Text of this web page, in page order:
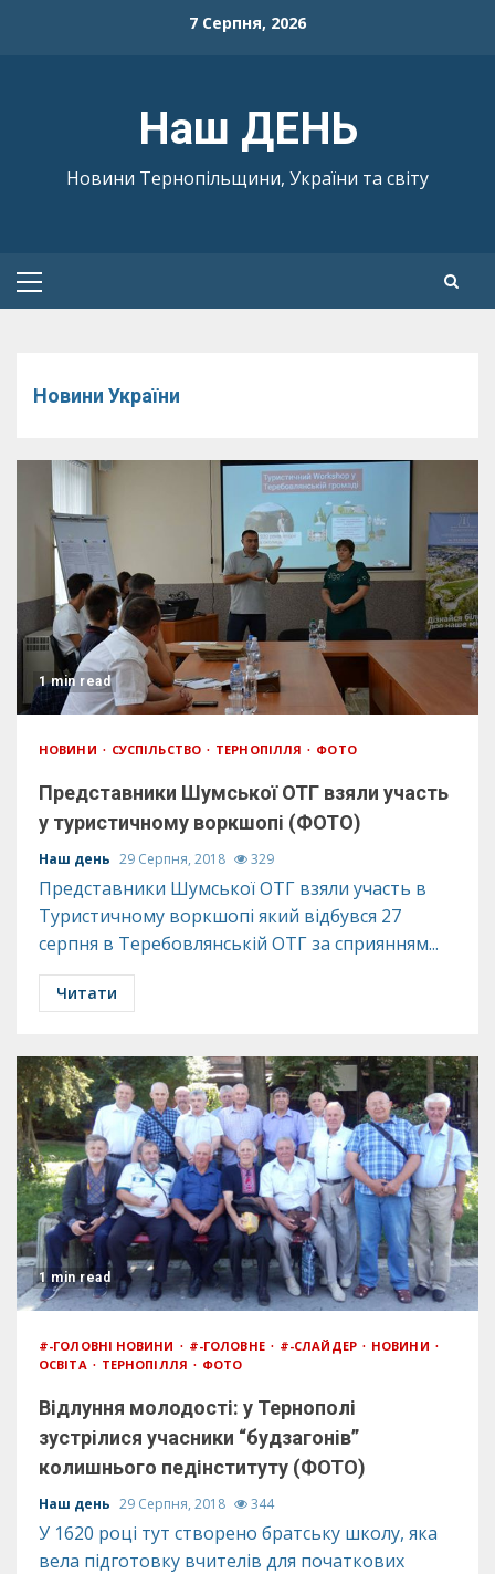
7 Серпня, 2026
Наш ДЕНЬ
Новини Тернопільщини, України та світу
Primary
Новини України
1 min read
НОВИНИ СУСПІЛЬСТВО ТЕРНОПІЛЛЯ ФОТО
Представники Шумської ОТГ взяли участь
у туристичному воркшопі (ФОТО)
Наш день 29 Серпня, 2018 329
Представники Шумської ОТГ взяли участь в
Туристичному воркшопі який відбувся 27
серпня в Теребовлянській ОТГ за сприянням...
Читати
1 min read
#-ГОЛОВНІ НОВИНИ #-ГОЛОВНЕ #-СЛАЙДЕР
НОВИНИ
ОСВІТА
ТЕРНОПІЛЛЯ ФОТО
Відлуння молодості: у Тернополі
зустрілися учасники “будзагонів”
колишнього педінституту (ФОТО)
Наш день 29 Серпня, 2018 344
У 1620 році тут створено братську школу, яка
вела підготовку вчителів для початкових